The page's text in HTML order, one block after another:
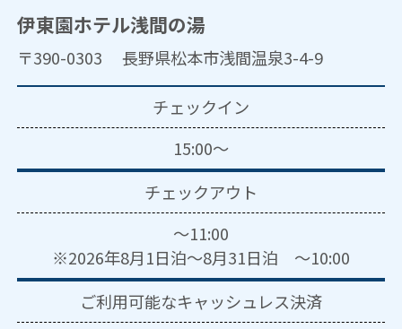
伊東園ホテル浅間の湯
〒390-0303 長野県松本市浅間温泉3-4-9
チェックイン
15:00～
チェックアウト
～11:00
※2026年8月1日泊～8月31日泊 ～10:00
ご利用可能なキャッシュレス決済